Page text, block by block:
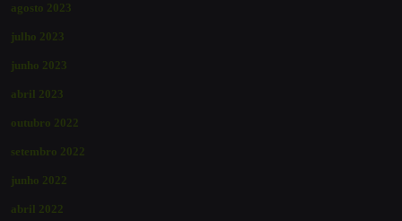
agosto 2023
julho 2023
junho 2023
abril 2023
outubro 2022
setembro 2022
junho 2022
abril 2022